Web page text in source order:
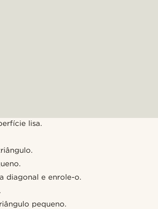
lisa.
diagonal e enrole-o.
pequeno.